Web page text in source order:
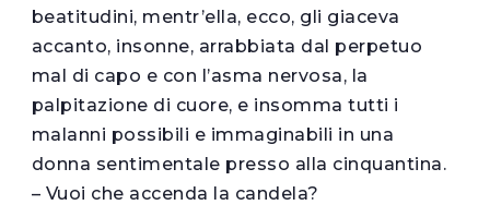
beatitudini, mentr’ella, ecco, gli giaceva
accanto, insonne, arrabbiata dal perpetuo
mal di capo e con l’asma nervosa, la
palpitazione di cuore, e insomma tutti i
malanni possibili e immaginabili in una
donna sentimentale presso alla cinquantina.
– Vuoi che accenda la candela?